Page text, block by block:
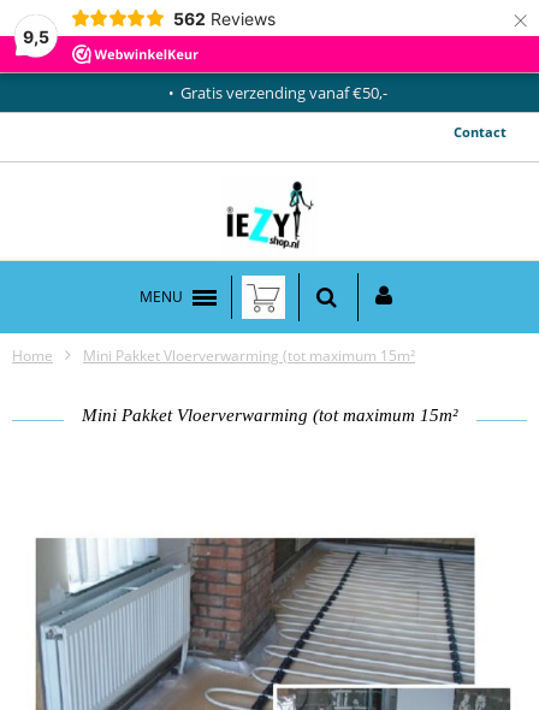
9,5
562 Reviews ×
Gratis verzending vanaf €50,-
Contact
MENU
Home Mini Pakket Vloerverwarming (tot maximum 15m²
Mini Pakket Vloerverwarming (tot maximum 15m²